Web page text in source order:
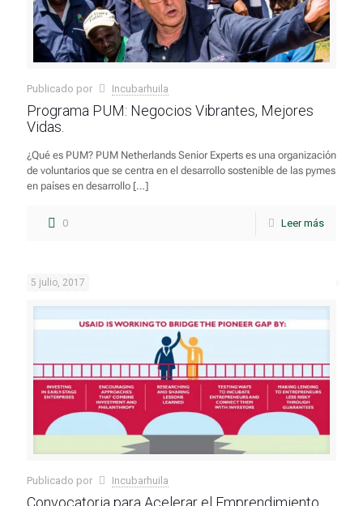
Publicado por Incubarhuila
Programa PUM: Negocios Vibrantes, Mejores
Vidas.
¿Qué es PUM? PUM Netherlands Senior Experts es una organización
de voluntarios que se centra en el desarrollo sostenible de las pymes
en países en desarrollo […]
0 Leer más
5 julio, 2017
Publicado por Incubarhuila
Convocatoria para Acelerar el Emprendimiento